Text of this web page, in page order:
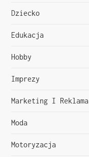
c
j
a
w
p
i
s
Dziecko
Edukacja
Hobby
Imprezy
Marketing I Reklama
Moda
Motoryzacja